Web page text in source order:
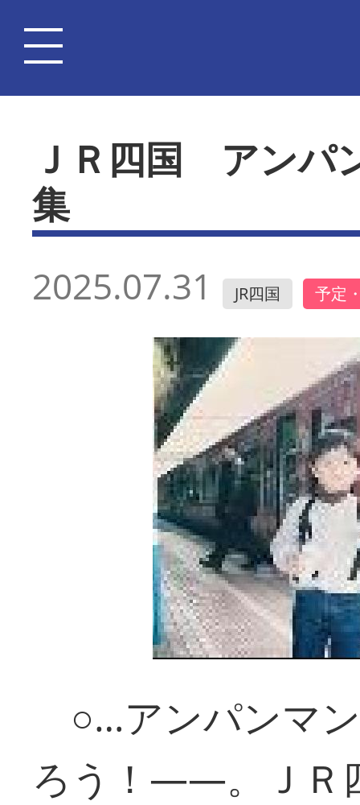
ＪＲ四国 アンパ
集
2025.07.31 JR四国 予定
○…アンパンマ
ろう！――。ＪＲ